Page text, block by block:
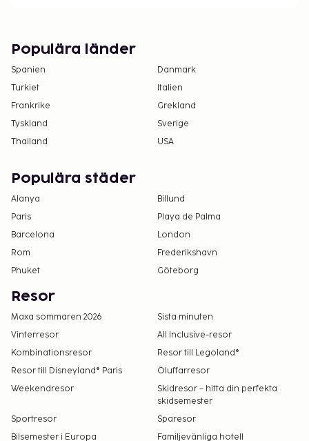
Populära länder
Spanien
Danmark
Turkiet
Italien
Frankrike
Grekland
Tyskland
Sverige
Thailand
USA
Populära städer
Alanya
Billund
Paris
Playa de Palma
Barcelona
London
Rom
Frederikshavn
Phuket
Göteborg
Resor
Maxa sommaren 2026
Sista minuten
Vinterresor
All Inclusive-resor
Kombinationsresor
Resor till Legoland®
Resor till Disneyland® Paris
Öluffarresor
Weekendresor
Skidresor – hitta din perfekta
skidsemester
Sportresor
Sparesor
Bilsemester i Europa
Familjevänliga hotell